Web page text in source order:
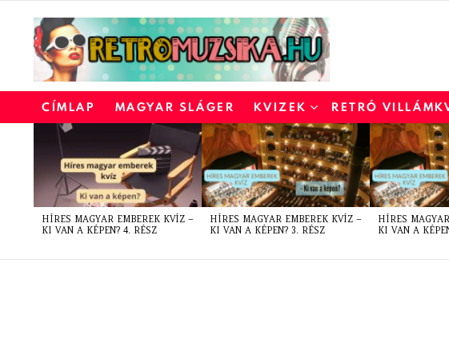
CÍMLAP MAGYAR SLÁGER KVIZEK RETRÓ
LATEST
STORIES
HÍRES MAGYAR EMBEREK KVÍZ –
KI VAN A KÉPEN? 4. RÉSZ
HÍRES MAGYAR EMBEREK KVÍZ –
KI VAN A KÉPEN? 3. RÉSZ
HÍRES
KI VAN A